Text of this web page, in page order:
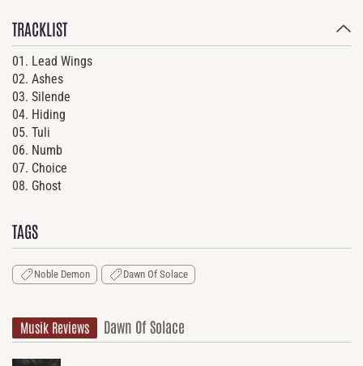
TRACKLIST
01. Lead Wings
02. Ashes
03. Silende
04. Hiding
05. Tuli
06. Numb
07. Choice
08. Ghost
TAGS
Noble Demon Dawn Of Solace
Musik Reviews Dawn Of Solace